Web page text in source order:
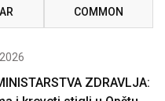
COMMON
ZDRAVLJA: